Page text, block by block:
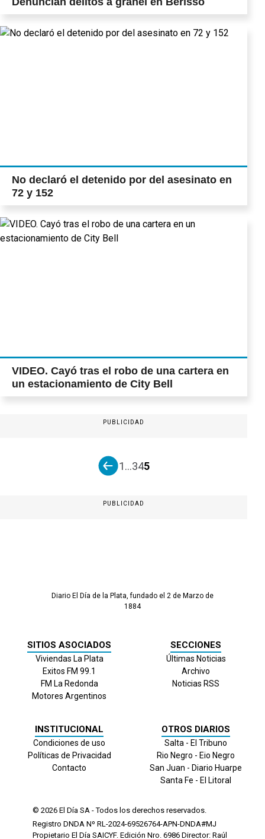
No declaró el detenido por del asesinato en
72 y 152
VIDEO. Cayó tras el robo de una cartera en
un estacionamiento de City Bell
PUBLICIDAD
1...345
PUBLICIDAD
Diario El Día de la Plata, fundado el 2 de Marzo de
1884
SITIOS ASOCIADOS
Viviendas La Plata
Exitos FM 99.1
FM La Redonda
Motores Argentinos
SECCIONES
Últimas Noticias
Archivo
Noticias RSS
INSTITUCIONAL
Condiciones de uso
Políticas de Privacidad
Contacto
OTROS DIARIOS
Salta - El Tribuno
Rio Negro - Eio Negro
San Juan - Diario Huarpe
Santa Fe - El Litoral
© 2026 El Día SA - Todos los derechos reservados.
Registro DNDA Nº RL-2024-69526764-APN-DNDA#MJ
Propietario El Día SAICYF. Edición Nro. 6986 Director: Raúl